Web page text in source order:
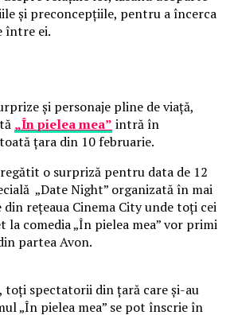
și preconcepțiile, pentru a încerca
între ei.
și personaje pline de viață,
„În pielea mea” intră în
țara din 10 februarie.
o surpriză pentru data de 12
„Date Night” organizată în mai
rețeaua Cinema City unde toți cei
la comedia „În pielea mea” vor primi
partea Avon.
toți spectatorii din țară care și-au
„În pielea mea” se pot înscrie în